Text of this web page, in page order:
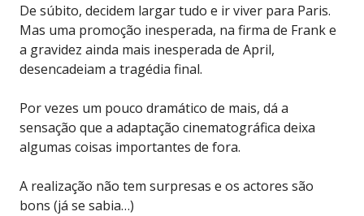
De súbito, decidem largar tudo e ir viver para Paris.
Mas uma promoção inesperada, na firma de Frank e
a gravidez ainda mais inesperada de April,
desencadeiam a tragédia final.
Por vezes um pouco dramático de mais, dá a
sensação que a adaptação cinematográfica deixa
algumas coisas importantes de fora.
A realização não tem surpresas e os actores são
bons (já se sabia…)